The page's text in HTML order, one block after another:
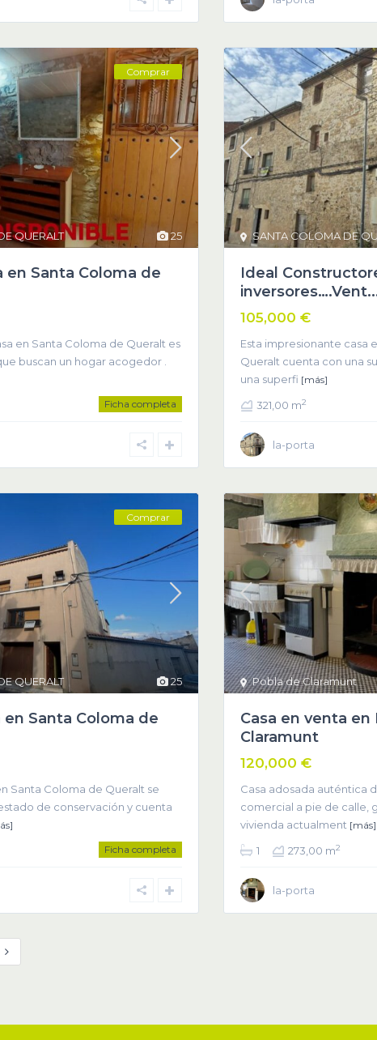
25
QUERALT
Comprar
en Santa Coloma de
en Santa Coloma de Queralt es
buscan un hogar acogedor .
Ficha completa
SANTA COLOMA DE
Ideal
105,000 €
Esta impresionante casa
Queralt cuenta con una
una superfi [más]
321,00 m2
la-porta
25
QUERALT
Comprar
en Santa Coloma de
Santa Coloma de Queralt se
de conservación y cuenta
Ficha completa
Pobla de Claramunt
Casa en venta en
Claramunt
120,000 €
Casa adosada auténtica
comercial a pie de calle,
vivienda actualment [más]
1 273,00 m2
la-porta